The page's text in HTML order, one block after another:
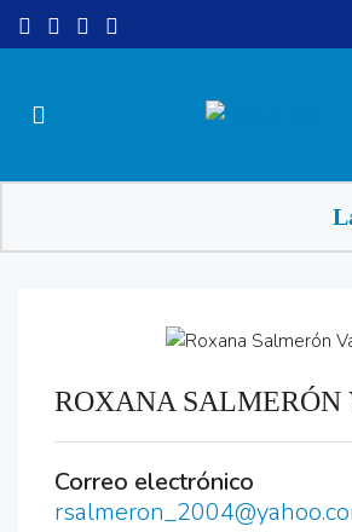
ROXANA SALMERÓN
Correo electrónico